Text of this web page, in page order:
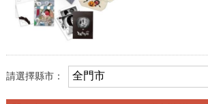
請選擇縣市：